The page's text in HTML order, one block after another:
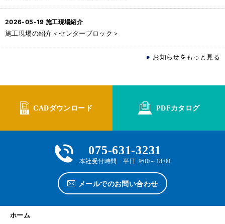
2026-05-19 施工現場紹介
施工現場の紹介＜センターブロック＞
お知らせをもっと見る
CADダウンロード PDFカタログ
075-631-3231
本社受付時間 平日 9:00～18:00
メールでのお問い合わせ
ホーム